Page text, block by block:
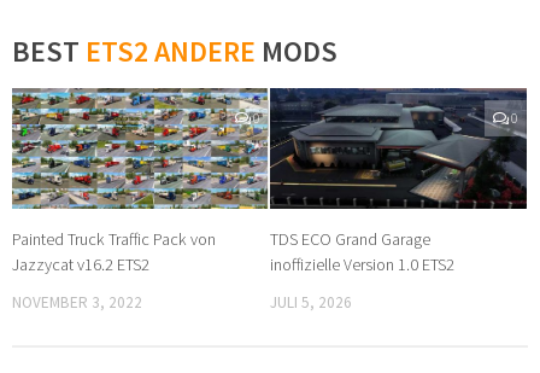
BEST ETS2 ANDERE MODS
0
Painted Truck Traffic Pack von
Jazzycat v16.2 ETS2
NOVEMBER 3, 2022
0
TDS ECO Grand Garage
inoffizielle Version 1.0 ETS2
JULI 5, 2026